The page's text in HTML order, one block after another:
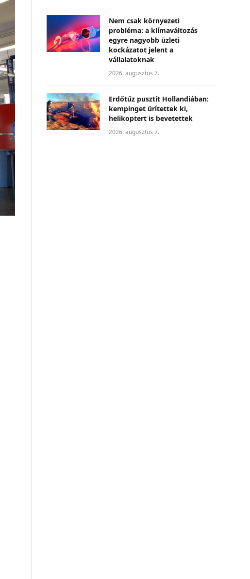
Nem csak környezeti
probléma: a klímaváltozás
egyre nagyobb üzleti
kockázatot jelent a
vállalatoknak
2026. augusztus 7.
Erdőtűz pusztít Hollandiában:
kempinget ürítettek ki,
helikoptert is bevetettek
2026. augusztus 7.